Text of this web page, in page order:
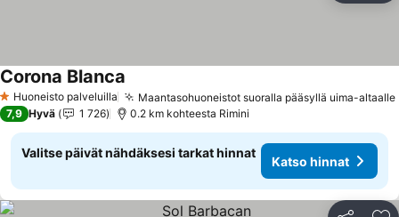
1 Tähtiluokitus
Huoneisto palveluilla Maantasohuoneistot suoralla pääsyllä uima-altaalle
Corona Blanca
7,9 Hyvä 1 726 0.2 km kohteesta Rimini
Valitse päivät nähdäksesi tarkat hinnat
Katso hinnat